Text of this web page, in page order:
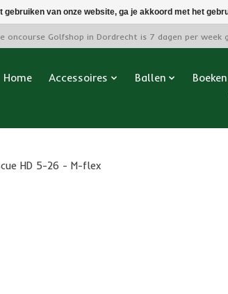
oncourse Golfshop in Dordrecht is 7 dagen per week
Home Accessoires Ballen Boeken
HD 5-26 - M-flex
gebruiken van onze website, ga je akkoord met het